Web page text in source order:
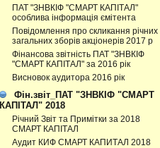
ПАТ "ЗНВКІФ "СМАРТ КАПІТАЛ"
особлива інформація ємітента
Повідомлення про скликання річних
загальних зборів акціонерів 2017 р
Фінансова звітність ПАТ "ЗНВКІФ
"СМАРТ КАПІТАЛ" за 2016 рік
Висновок аудитора 2016 рік
Фін.звіт_ПАТ "ЗНВКІФ "СМАРТ
КАПІТАЛ" 2018
Річний Звіт та Примітки за 2018
СМАРТ КАПІТАЛ
Аудит КИФ СМАРТ КАПИТАЛ 2018